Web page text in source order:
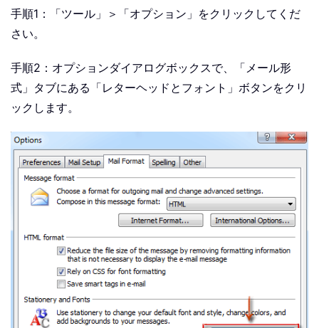
手順1：「ツール」＞「オプション」をクリックしてくだ
さい。
手順2：オプションダイアログボックスで、「メール形
式」タブにある「レターヘッドとフォント」ボタンをクリ
ックします。